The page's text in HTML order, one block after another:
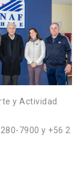
y Actividad
7900 y +56 2